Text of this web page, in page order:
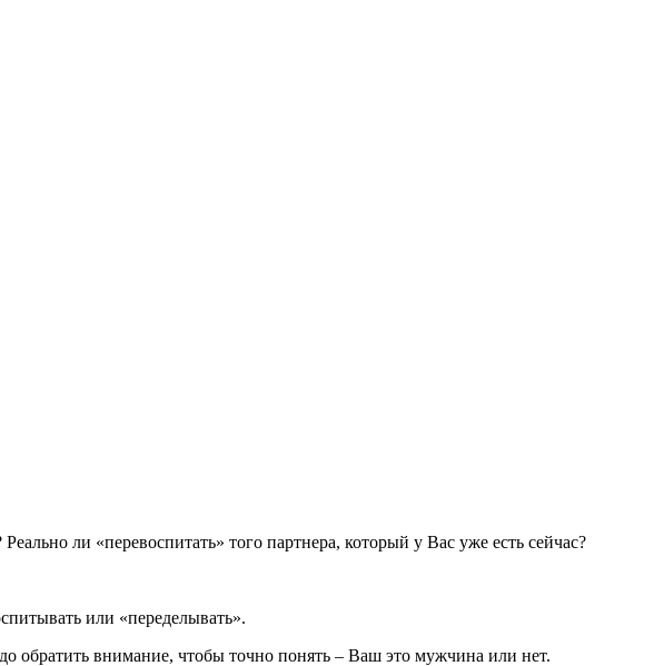
ли «перевоспитать» того партнера, который у Вас уже есть сейчас?
или «переделывать».
обратить внимание, чтобы точно понять – Ваш это мужчина или нет.